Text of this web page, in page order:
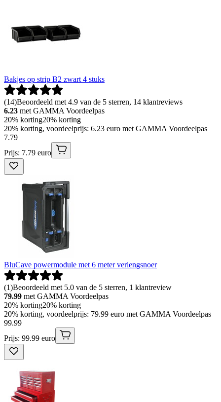
Bakjes op strip B2 zwart 4 stuks
(14)Beoordeeld met 4.9 van de 5 sterren, 14 klantreviews
6.23 met GAMMA Voordeelpas
20% korting20% korting
20% korting, voordeelprijs: 6.23 euro met GAMMA Voordeelpas
7.79
Prijs: 7.79 euro
BluCave powermodule met 6 meter verlengsnoer
(1)Beoordeeld met 5.0 van de 5 sterren, 1 klantreview
79.99 met GAMMA Voordeelpas
20% korting20% korting
20% korting, voordeelprijs: 79.99 euro met GAMMA Voordeelpas
99.99
Prijs: 99.99 euro